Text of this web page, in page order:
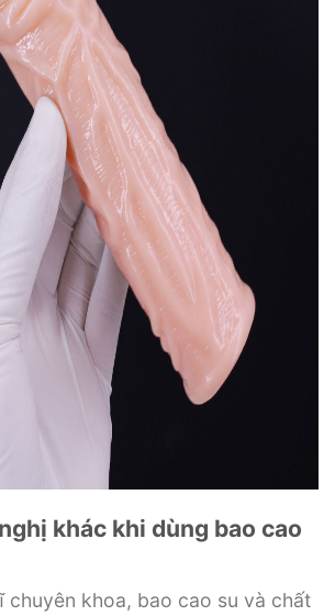
khác khi dùng bao cao
chuyên khoa, bao cao su và chất